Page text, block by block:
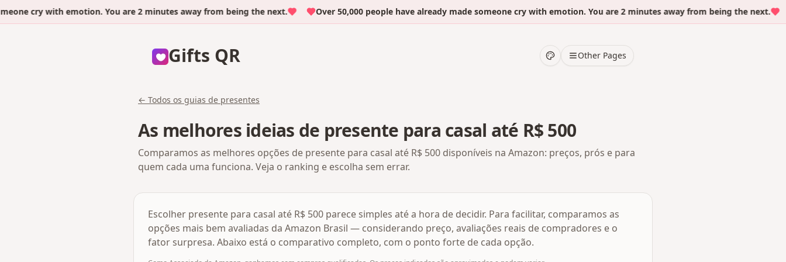
cry with emotion. You are 2 minutes away from being the next. Over 50,000 people have already made someone cry with emotion. You are 2 minutes away from being the next.
Gifts QR Other Pages
← Todos os guias de presentes
As melhores ideias de presente para casal até R$ 500
Comparamos as melhores opções de presente para casal até R$ 500 disponíveis na Amazon: preços, prós e para
quem cada uma funciona. Veja o ranking e escolha sem errar.
Escolher presente para casal até R$ 500 parece simples até a hora de decidir. Para facilitar, comparamos as
opções mais bem avaliadas da Amazon Brasil — considerando preço, avaliações reais de compradores e o
fator surpresa. Abaixo está o comparativo completo, com o ponto forte de cada opção.